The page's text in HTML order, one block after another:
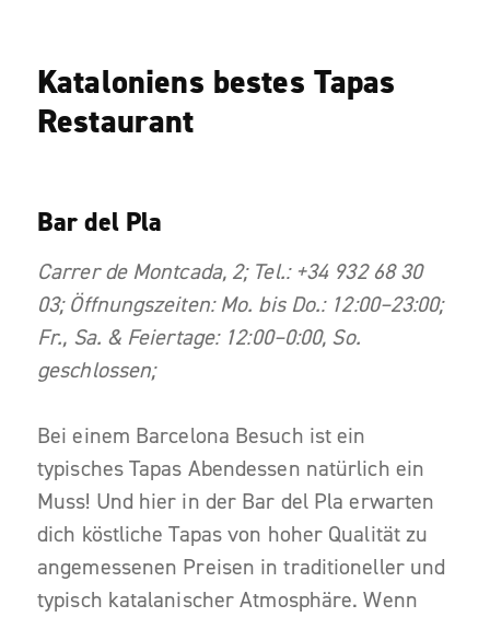
Kataloniens bestes Tapas
Restaurant
Bar del Pla
Carrer de Montcada, 2; Tel.: +34 932 68 30
03; Öffnungszeiten: Mo. bis Do.: 12:00–23:00;
Fr., Sa. & Feiertage: 12:00–0:00, So.
geschlossen;
Bei einem Barcelona Besuch ist ein
typisches Tapas Abendessen natürlich ein
Muss! Und hier in der Bar del Pla erwarten
dich köstliche Tapas von hoher Qualität zu
angemessenen Preisen in traditioneller und
typisch katalanischer Atmosphäre. Wenn